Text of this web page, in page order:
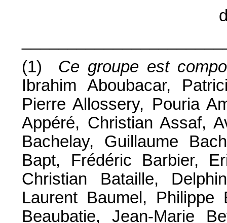
(1) Ce groupe est
Ibrahim Aboubacar,
Pierre Allossery, Pouria
Appéré, Christian Assaf,
Bachelay, Guillaume
Bapt, Frédéric Barbier,
Christian Bataille,
Laurent Baumel, Philippe
Beaubatie, Jean-Marie